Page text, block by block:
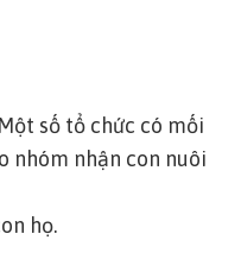
số tổ chức có mối
nhóm nhận con nuôi
họ.